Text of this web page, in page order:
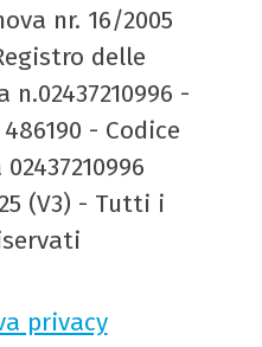
nr. 16/2005
delle
n.02437210996 -
- Codice
(V3) - Tutti i
privacy